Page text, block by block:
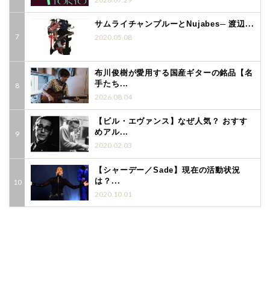
サムライチャンプルーとNujabes─ 渡辺...
2020.05.08
布川俊樹が愛用する国産ギターの銘品【名
手たち...
2026.08.04
【ビル・エヴァンス】なぜ人気？ おすす
めアル...
2020.02.03
【シャーデー／Sade】現在の活動状況
は？...
2020.10.01